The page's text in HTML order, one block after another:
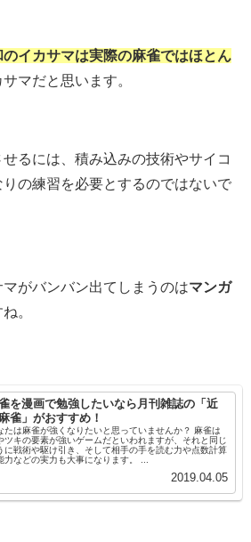
のイカサマは実際の麻雀ではほとん
サマだと思います。
るには、積み込みの技術やサイコ
の練習を必要とするのではないで
がバンバン出てしまうのはマンガ
。
を漫画で勉強したいなら月刊雑誌の「近
雀」がおすすめ！
たは麻雀が強くなりたいと思っていませんか？ 麻雀は
ツキの要素が強いゲームだといわれますが、それと同じ
に戦術や駆け引き、そして相手の手を読む力や点数計算
力などの実力も大事になります。 ...
2019.04.05